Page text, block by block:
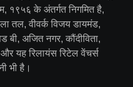
१९५६ के अंतर्गत निगमित है,
तल, वीवर्क विजय डायमंड,
बी, अजित नगर, कौंदीविता,
यह रिलायंस रिटेल वेंचर्स
भी है।